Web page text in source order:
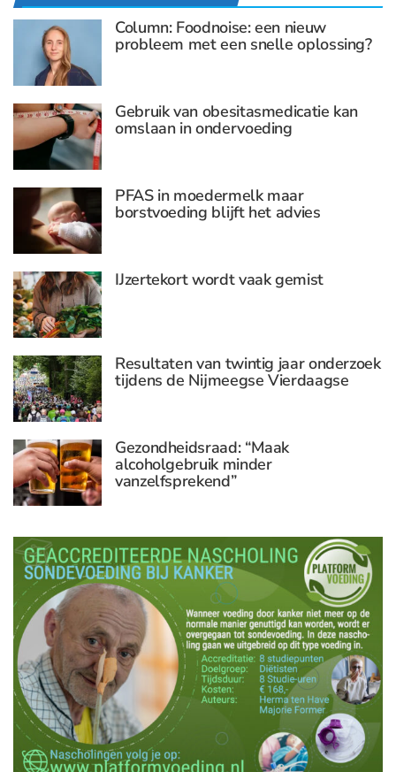
Column: Foodnoise: een nieuw
probleem met een snelle oplossing?
Gebruik van obesitasmedicatie kan
omslaan in ondervoeding
PFAS in moedermelk maar
borstvoeding blijft het advies
IJzertekort wordt vaak gemist
Resultaten van twintig jaar onderzoek
tijdens de Nijmeegse Vierdaagse
Gezondheidsraad: “Maak
alcoholgebruik minder
vanzelfsprekend”